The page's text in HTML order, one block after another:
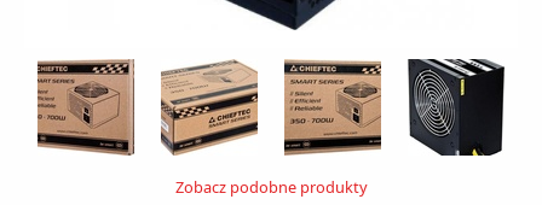
Zobacz podobne produkty